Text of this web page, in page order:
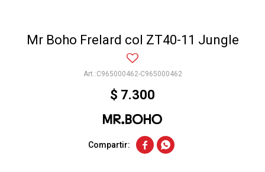
Mr Boho Frelard col ZT40-11 Jungle
C965000462-C965000462
$ 7.300
 